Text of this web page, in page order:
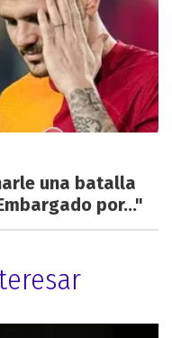
una batalla
por..."